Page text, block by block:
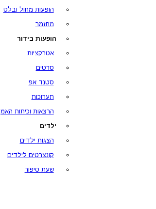
הופעות מחול ובלט
מחזמר
הופעות בידור
אטרקציות
סרטים
סטנד אפ
תערוכות
הרצאות וכיתות
ילדים
הצגות ילדים
קונצרטים לילדים
שעת סיפור